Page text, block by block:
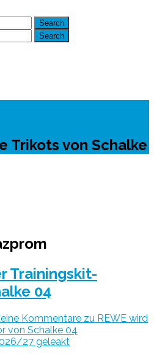
Trikots von Schalke
Trainingskit-
04
Kommentare zu REWE wird
von Schalke 04